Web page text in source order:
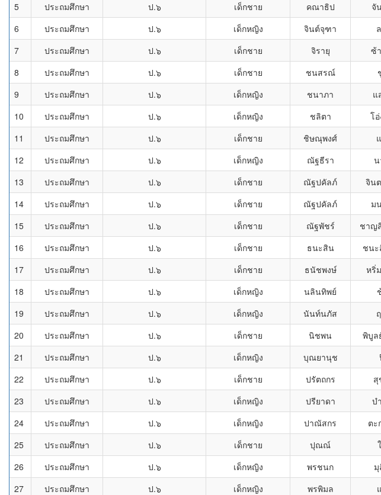
5
ประถมศึกษา ป.๖ เด็กชาย คณาธิป จั
6
ประถมศึกษา ป.๖ เด็กหญิง จินต์จุฑา
7
ประถมศึกษา ป.๖ เด็กชาย จิรายุ ซ้
8
ประถมศึกษา ป.๖ เด็กชาย ชนสรณ์
9
ประถมศึกษา ป.๖ เด็กหญิง ชนาภา แ
10
ประถมศึกษา ป.๖ เด็กหญิง ชลิตา โ
11
ประถมศึกษา ป.๖ เด็กชาย ชิษณุพงศ์
12
ประถมศึกษา ป.๖ เด็กหญิง ณัฐธีรา น
13
ประถมศึกษา ป.๖ เด็กชาย ณัฐปคัลภ์ จิน
14
ประถมศึกษา ป.๖ เด็กชาย ณัฐปคัลภ์ ม
15
ประถมศึกษา ป.๖ เด็กชาย ณัฐพัชร์ ชาญ
16
ประถมศึกษา ป.๖ เด็กชาย ธนะสิน ชนะ
17
ประถมศึกษา ป.๖ เด็กชาย ธนัชพงษ์ หริ่
18
ประถมศึกษา ป.๖ เด็กหญิง นลินทิพย์
19
ประถมศึกษา ป.๖ เด็กหญิง นันท์นภัส
20
ประถมศึกษา ป.๖ เด็กชาย นิชพน พิบูล
21
ประถมศึกษา ป.๖ เด็กหญิง บุณยานุช
22
ประถมศึกษา ป.๖ เด็กชาย ปรัตถกร สุ
23
ประถมศึกษา ป.๖ เด็กหญิง ปรียาดา บ
24
ประถมศึกษา ป.๖ เด็กหญิง ปาณัสกร ตะ
25
ประถมศึกษา ป.๖ เด็กชาย ปุณณ์
26
ประถมศึกษา ป.๖ เด็กหญิง พรชนก
27
ประถมศึกษา ป.๖ เด็กหญิง พรพิมล